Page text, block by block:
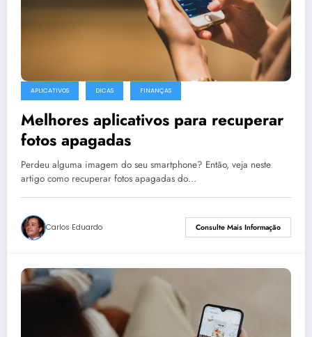
APLICATIVOS DICAS FINANÇAS
Melhores aplicativos para recuperar
fotos apagadas
Perdeu alguma imagem do seu smartphone? Então, veja neste
artigo como recuperar fotos apagadas do…
Carlos Eduardo Consulte Mais Informação